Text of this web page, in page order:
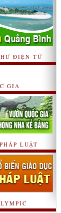
ĐIỆN TỬ
GIA
LUẬT